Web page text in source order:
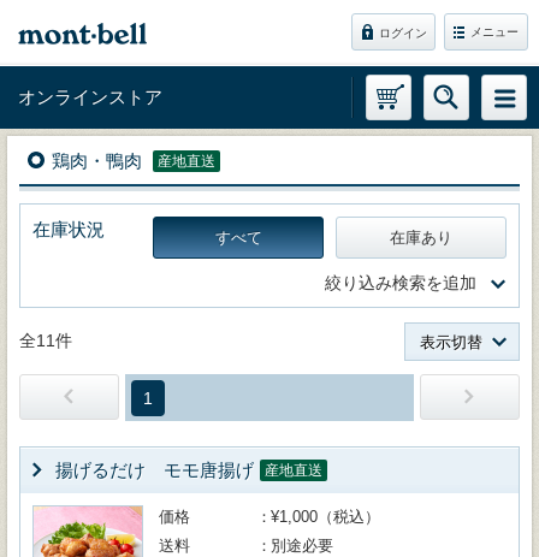
ログイン メニュー
オンラインストア
鶏肉・鴨肉 産地直送
在庫状況 すべて 在庫あり
絞り込み検索を追加
全11件 表示切替
1
揚げるだけ モモ唐揚げ 産地直送
価格
¥1,000（税込）
送料
別途必要